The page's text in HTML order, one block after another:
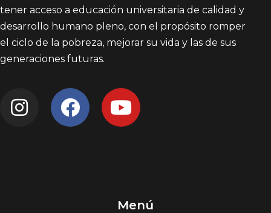
tener acceso a educación universitaria de calidad y
desarrollo humano pleno, con el propósito romper
el ciclo de la pobreza, mejorar su vida y las de sus
generaciones futuras.
Menú